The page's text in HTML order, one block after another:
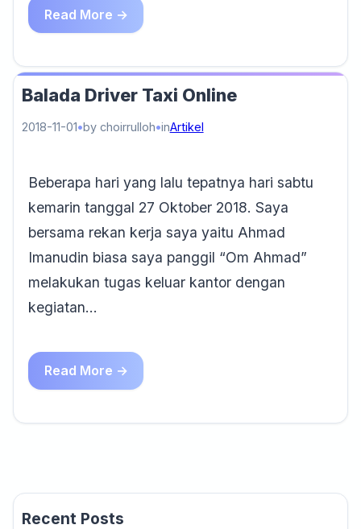
Read More →
Balada Driver Taxi Online
2018-11-01 by choirrulloh inArtikel
Beberapa hari yang lalu tepatnya hari sabtu
kemarin tanggal 27 Oktober 2018. Saya
bersama rekan kerja saya yaitu Ahmad
Imanudin biasa saya panggil “Om Ahmad”
melakukan tugas keluar kantor dengan
kegiatan…
Read More →
Recent Posts